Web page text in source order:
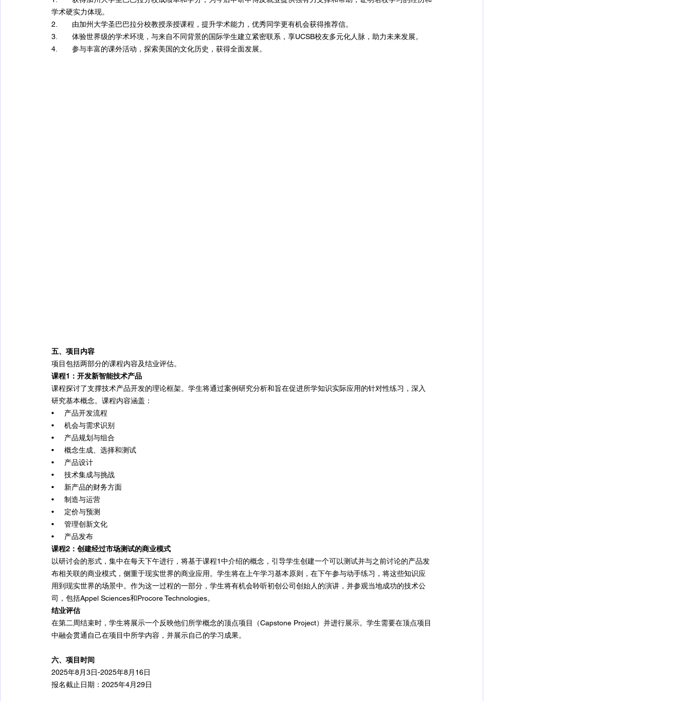
学术硬实力体现。
2.       由加州大学圣巴巴拉分校教授亲授课程，提升学术能力，优秀同学更有机会获得推荐信。
3.       体验世界级的学术环境，与来自不同背景的国际学生建立紧密联系，享UCSB校友多元化人脉，助力未来发展。
4.       参与丰富的课外活动，探索美国的文化历史，获得全面发展。
五、项目内容
项目包括两部分的课程内容及结业评估。
课程1：开发新智能技术产品
课程探讨了支撑技术产品开发的理论框架。学生将通过案例研究分析和旨在促进所学知识实际应用的针对性练习，深入
研究基本概念。课程内容涵盖：
•     产品开发流程
•     机会与需求识别
•     产品规划与组合
•     概念生成、选择和测试
•     产品设计
•     技术集成与挑战
•     新产品的财务方面
•     制造与运营
•     定价与预测
•     管理创新文化
•     产品发布
课程2：创建经过市场测试的商业模式
以研讨会的形式，集中在每天下午进行，将基于课程1中介绍的概念，引导学生创建一个可以测试并与之前讨论的产品发
布相关联的商业模式，侧重于现实世界的商业应用。学生将在上午学习基本原则，在下午参与动手练习，将这些知识应
用到现实世界的场景中。作为这一过程的一部分，学生将有机会聆听初创公司创始人的演讲，并参观当地成功的技术公
司，包括Appel Sciences和Procore Technologies。
结业评估
在第二周结束时，学生将展示一个反映他们所学概念的顶点项目（Capstone Project）并进行展示。学生需要在顶点项目
中融会贯通自己在项目中所学内容，并展示自己的学习成果。
六、项目时间
2025年8月3日-2025年8月16日
报名截止日期：2025年4月29日